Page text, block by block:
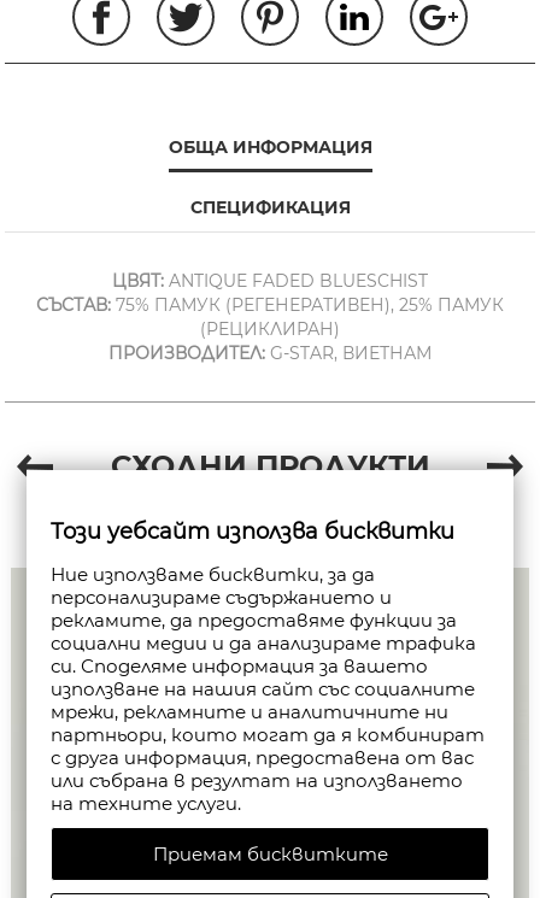
ОБЩА ИНФОРМАЦИЯ
СПЕЦИФИКАЦИЯ
ЦВЯТ: ANTIQUE FADED BLUESCHIST
СЪСТАВ: 75% ПАМУК (РЕГЕНЕРАТИВЕН), 25% ПАМУК
(РЕЦИКЛИРАН)
ПРОИЗВОДИТЕЛ: G-STAR, ВИЕТНАМ
СХОДНИ ПРОДУКТИ
Този уебсайт използва бисквитки
Ние използваме бисквитки, за да
персонализираме съдържанието и
рекламите, да предоставяме функции за
социални медии и да анализираме трафика
си. Споделяме информация за вашето
използване на нашия сайт със социалните
мрежи, рекламните и аналитичните ни
партньори, които могат да я комбинират
с друга информация, предоставена от вас
или събрана в резултат на използването
на техните услуги.
Приемам бисквитките